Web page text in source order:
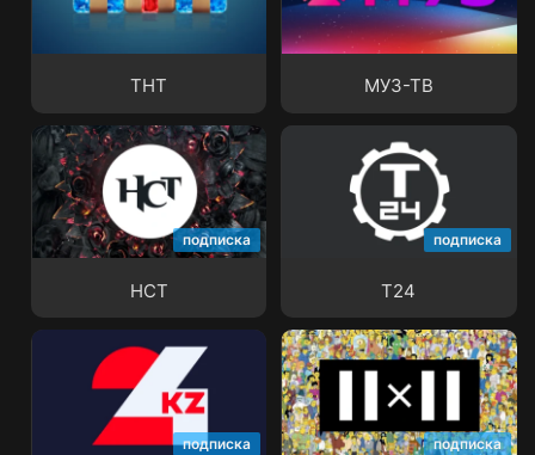
ТНТ
МУЗ-ТВ
МУЗ-ТВ
подписка
НСТ
НСТ
подписка
Т24
подписка подписка
2x2